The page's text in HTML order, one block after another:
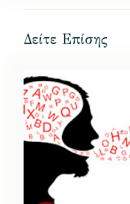
Δείτε Επίσης